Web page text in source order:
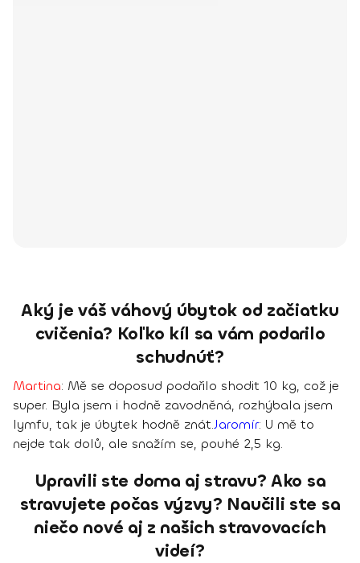
Aký je váš váhový úbytok od začiatku
cvičenia? Koľko kíl sa vám podarilo
schudnúť?
Martina: Mě se doposud podařilo shodit 10 kg, což je
super. Byla jsem i hodně zavodněná, rozhýbala jsem
lymfu, tak je úbytek hodně znát.Jaromír: U mě to
nejde tak dolů, ale snažím se, pouhé 2,5 kg.
Upravili ste doma aj stravu? Ako sa
stravujete počas výzvy? Naučili ste sa
niečo nové aj z našich stravovacích
videí?